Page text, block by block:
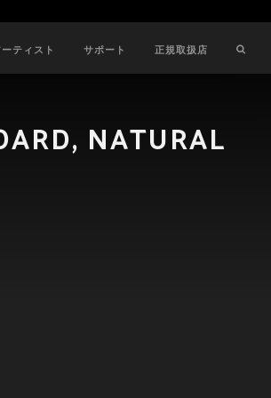
ティスト サポート 正規取扱店
NATURAL